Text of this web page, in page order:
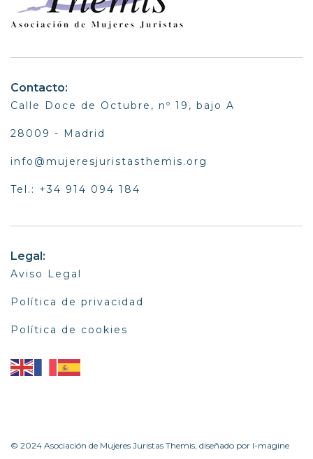
Contacto:
Calle Doce de Octubre, nº 19, bajo A
28009 - Madrid
info@mujeresjuristasthemis.org
Tel.: +34 914 094 184
Legal:
Aviso Legal
Política de privacidad
Política de cookies
© 2024 Asociación de Mujeres Juristas Themis, diseñado por I-magine